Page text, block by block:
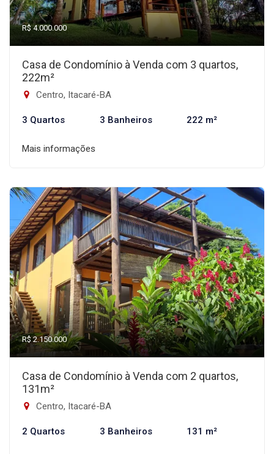
R$ 4.000.000
Casa de Condomínio à Venda com 3 quartos,
222m²
Centro, Itacaré-BA
3 Quartos 3 Banheiros 222 m²
Mais informações
R$ 2.150.000
Casa de Condomínio à Venda com 2 quartos,
131m²
Centro, Itacaré-BA
2 Quartos 3 Banheiros 131 m²